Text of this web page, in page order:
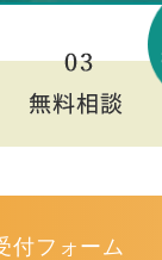
付フォーム